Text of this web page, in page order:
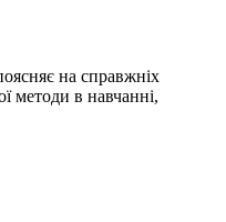
на справжніх
методи в навчанні,